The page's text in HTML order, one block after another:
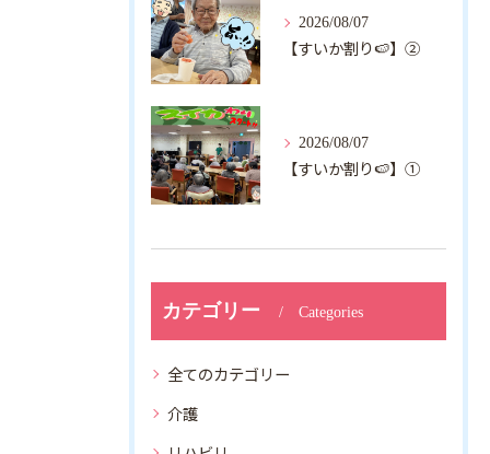
カテゴリー Categories
全てのカテゴリー
介護
2026/08/07
【すいか割り🍉】②
2026/08/07
【すいか割り🍉】①